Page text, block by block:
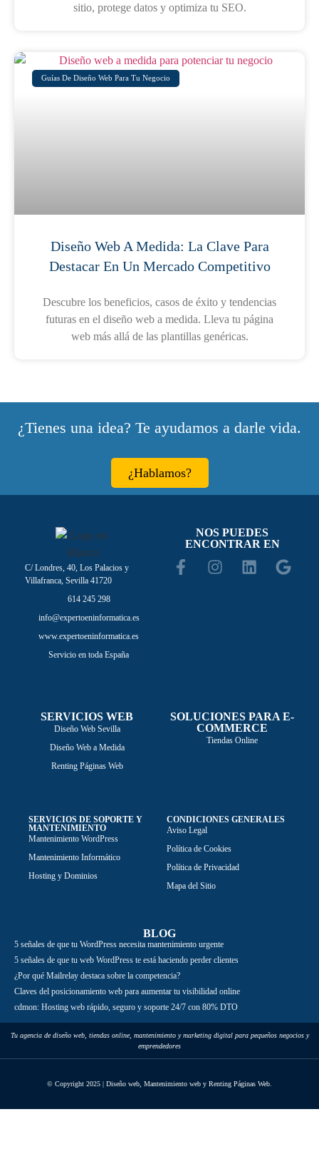
sitio, protege datos y optimiza tu SEO.
Guías De Diseño Web Para Tu Negocio
Diseño Web A Medida: La Clave Para
Destacar En Un Mercado Competitivo
Descubre los beneficios, casos de éxito y tendencias
futuras en el diseño web a medida. Lleva tu página
web más allá de las plantillas genéricas.
¿Tienes una idea? Te ayudamos a darle vida.
¿Hablamos?
C/ Londres, 40, Los Palacios y
Villafranca, Sevilla 41720
614 245 298
info@expertoeninformatica.es
www.expertoeninformatica.es
Servicio en toda España
NOS PUEDES
ENCONTRAR EN
SERVICIOS WEB
Diseño Web Sevilla
Diseño Web a Medida
Renting Páginas Web
SOLUCIONES PARA E-
COMMERCE
Tiendas Online
SERVICIOS DE SOPORTE Y
MANTENIMIENTO
Mantenimiento WordPress
Mantenimiento Informático
Hosting y Dominios
CONDICIONES GENERALES
Aviso Legal
Política de Cookies
Política de Privacidad
Mapa del Sitio
BLOG
5 señales de que tu WordPress necesita mantenimiento urgente
5 señales de que tu web WordPress te está haciendo perder clientes
¿Por qué Mailrelay destaca sobre la competencia?
Claves del posicionamiento web para aumentar tu visibilidad online
cdmon: Hosting web rápido, seguro y soporte 24/7 con 80% DTO
Tu agencia de diseño web, tiendas online, mantenimiento y marketing digital para pequeños negocios y
emprendedores
© Copyright 2025 | Diseño web, Mantenimiento web y Renting Páginas Web.